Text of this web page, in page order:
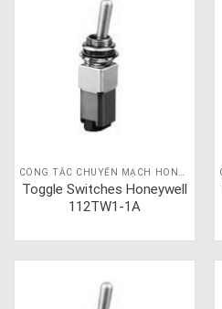
CÔNG TẮC CHUYỂN MẠCH HONEYWELL
Toggle Switches Honeywell
112TW1-1A